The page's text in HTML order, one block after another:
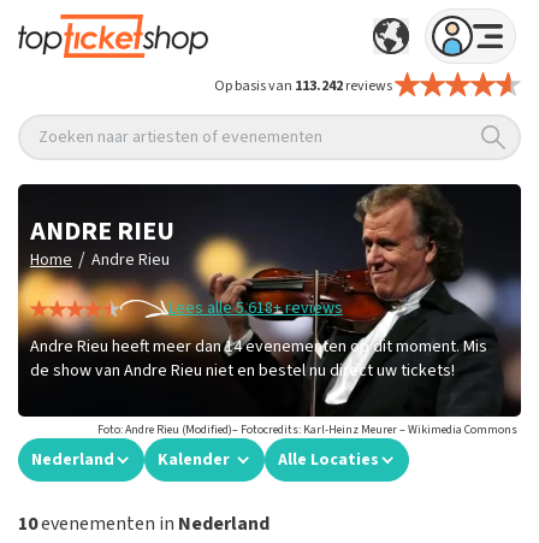
Op basis van 113.242reviews
Zoeken naar artiesten of evenementen
ANDRE RIEU
Home / Andre Rieu
Lees alle 5.618+ reviews
Andre Rieu heeft meer dan 14 evenementen op dit moment. Mis
de show van Andre Rieu niet en bestel nu direct uw tickets!
Foto: Andre Rieu (Modified)– Fotocredits: Karl-Heinz Meurer – Wikimedia Commons
Nederland Kalender Alle Locaties
10evenementen in Nederland